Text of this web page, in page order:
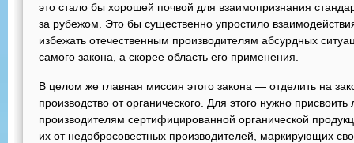
это стало бы хорошей почвой для взаимопризнания
за рубежом. Это бы существенно упростило
избежать отечественным производителям абсурдных
самого закона, а скорее область его применения.
В целом же главная миссия этого закона — отделить на
производство от органического. Для этого нужно присвоить
производителям сертифицированной органической
их от недобросовестных производителей, маркирующих